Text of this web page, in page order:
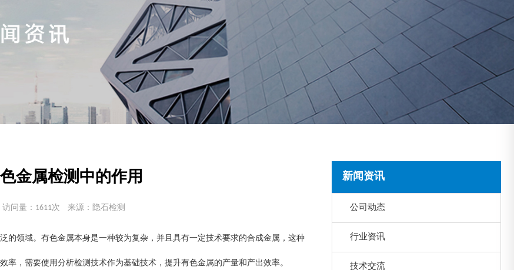
新闻资讯
公司动态
行业资讯
技术交流
金属检测中的作用
访问量：1611次 来源：隐石检测
的领域。有色金属本身是一种较为复杂，并且具有一定技术要求的合成金属，这种
，需要使用分析检测技术作为基础技术，提升有色金属的产量和产出效率。